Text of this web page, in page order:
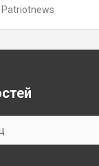
Patriotnews